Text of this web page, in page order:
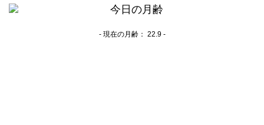
- 現在の月齢： 22.9 -